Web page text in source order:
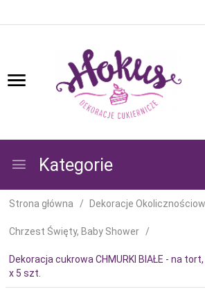
Kategorie
Strona główna Dekoracje
Chrzest Święty, Baby Shower
Dekoracja cukrowa CHMURKI BIAŁE - na
x 5 szt.